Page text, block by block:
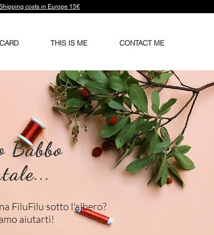
costs in Europe 15€
THIS IS ME CONTACT ME
Babbo
...
FiluFilu sotto l'albero?
aiutarti!